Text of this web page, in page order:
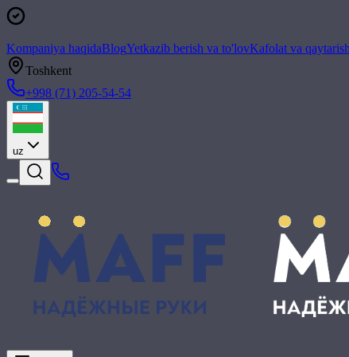
Kompaniya haqidaBlogYetkazib berish va to'lovKafolat va qaytarish
Toshkent
+998 (71) 205-54-54
uz